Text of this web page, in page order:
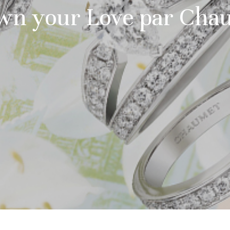
your Love par